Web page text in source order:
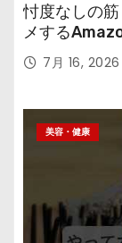
忖度なしの
メする
の 7月 16, 2026
美容・健康